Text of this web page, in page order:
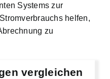
Systems zur
helfen,
zu
vergleichen